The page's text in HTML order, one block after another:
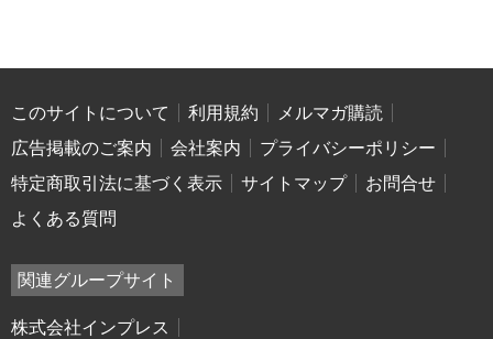
このサイトについて 利用規約
メルマガ購読
広告掲載のご案内
会社案内
プライバシーポリシー
特定商取引法に基づく表示
サイトマップ
お問合せ
よくある質問
関連グループサイト
株式会社インプレス